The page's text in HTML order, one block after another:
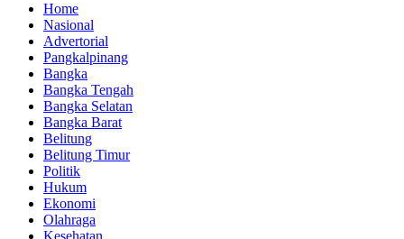
Home
Nasional
Advertorial
Pangkalpinang
Bangka
Bangka Tengah
Bangka Selatan
Bangka Barat
Belitung
Belitung Timur
Politik
Hukum
Ekonomi
Olahraga